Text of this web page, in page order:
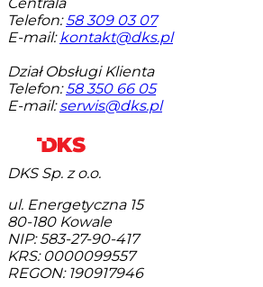
Telefon: 58 309 03 07
E-mail: kontakt@dks.pl
Dział Obsługi Klienta
Telefon: 58 350 66 05
E-mail: serwis@dks.pl
DKS Sp. z o.o.
ul. Energetyczna 15
80-180 Kowale
NIP: 583-27-90-417
KRS: 0000099557
REGON: 190917946